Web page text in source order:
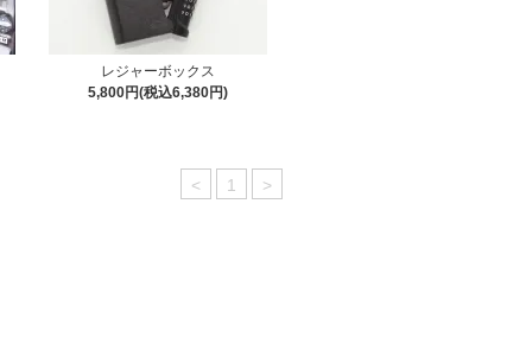
レジャーボックス
5,800円(税込6,380円)
< 1 >